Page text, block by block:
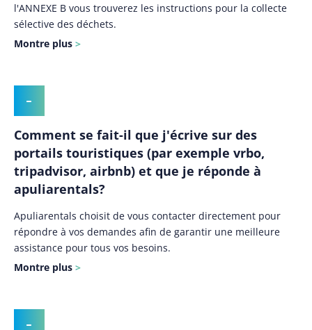
l'ANNEXE B vous trouverez les instructions pour la collecte
sélective des déchets.
Montre plus
Comment se fait-il que j'écrive sur des
portails touristiques (par exemple vrbo,
tripadvisor, airbnb) et que je réponde à
apuliarentals?
Apuliarentals choisit de vous contacter directement pour
répondre à vos demandes afin de garantir une meilleure
assistance pour tous vos besoins.
Montre plus